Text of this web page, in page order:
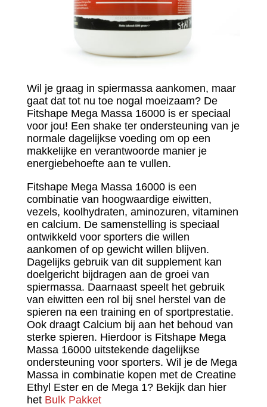
Wil je graag in spiermassa aankomen, maar
gaat dat tot nu toe nogal moeizaam? De
Fitshape Mega Massa 16000 is er speciaal
voor jou! Een shake ter ondersteuning van je
normale dagelijkse voeding om op een
makkelijke en verantwoorde manier je
energiebehoefte aan te vullen.
Fitshape Mega Massa 16000 is een
combinatie van hoogwaardige eiwitten,
vezels, koolhydraten, aminozuren, vitaminen
en calcium. De samenstelling is speciaal
ontwikkeld voor sporters die willen
aankomen of op gewicht willen blijven.
Dagelijks gebruik van dit supplement kan
doelgericht bijdragen aan de groei van
spiermassa. Daarnaast speelt het gebruik
van eiwitten een rol bij snel herstel van de
spieren na een training en of sportprestatie.
Ook draagt Calcium bij aan het behoud van
sterke spieren. Hierdoor is Fitshape Mega
Massa 16000 uitstekende dagelijkse
ondersteuning voor sporters. Wil je de Mega
Massa in combinatie kopen met de Creatine
Ethyl Ester en de Mega 1? Bekijk dan hier
het Bulk Pakket